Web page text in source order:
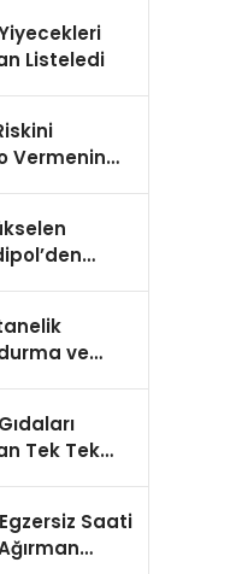
Listeledi
Vermenin
ve
Tek Tek
Saati